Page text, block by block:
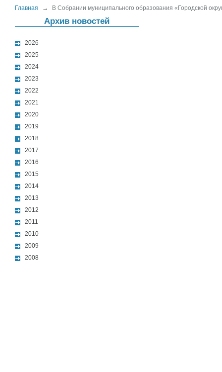
Главная → В Собрании муниципального образования «Городской
Архив новостей
2026
2025
2024
2023
2022
2021
2020
2019
2018
2017
2016
2015
2014
2013
2012
2011
2010
2009
2008